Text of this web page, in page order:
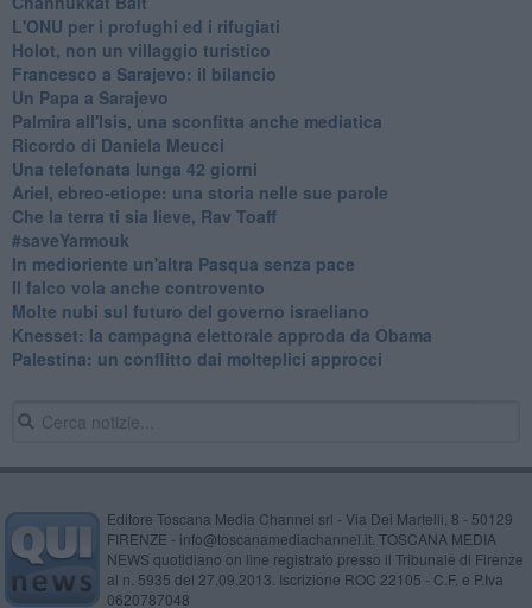
L'ONU per i profughi ed i rifugiati
Holot, non un villaggio turistico
Francesco a Sarajevo: il bilancio
Un Papa a Sarajevo
Palmira all'Isis, una sconfitta anche mediatica
Ricordo di Daniela Meucci
​Una telefonata lunga 42 giorni
​Ariel, ebreo-etiope: una storia nelle sue parole
Che la terra ti sia lieve, Rav Toaff
​#saveYarmouk
​In medioriente un'altra Pasqua senza pace
​Il falco vola anche controvento
Molte nubi sul futuro del governo israeliano
Knesset: la campagna elettorale approda da Obama
Palestina: un conflitto dai molteplici approcci
Editore Toscana Media Channel srl - Via Dei Martelli, 8 - 50129
FIRENZE - info@toscanamediachannel.it. TOSCANA MEDIA
NEWS quotidiano on line registrato presso il Tribunale di Firenze
al n. 5935 del 27.09.2013. Iscrizione ROC 22105 - C.F. e P.Iva
0620787048